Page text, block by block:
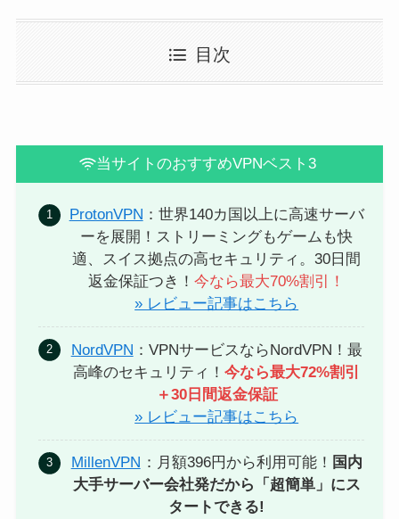
目次
当サイトのおすすめVPNベスト3
ProtonVPN ：世界140カ国以上に高速サーバ
ーを展開！ストリーミングもゲームも快
適、スイス拠点の高セキュリティ。30日間
返金保証つき！今なら最大70%割引！
» レビュー記事はこちら
NordVPN ：VPNサービスならNordVPN！最
高峰のセキュリティ！今なら最大72%割引
＋30日間返金保証
» レビュー記事はこちら
MillenVPN ：月額396円から利用可能！ 国内
大手サーバー会社発だから「超簡単」にス
タートできる!